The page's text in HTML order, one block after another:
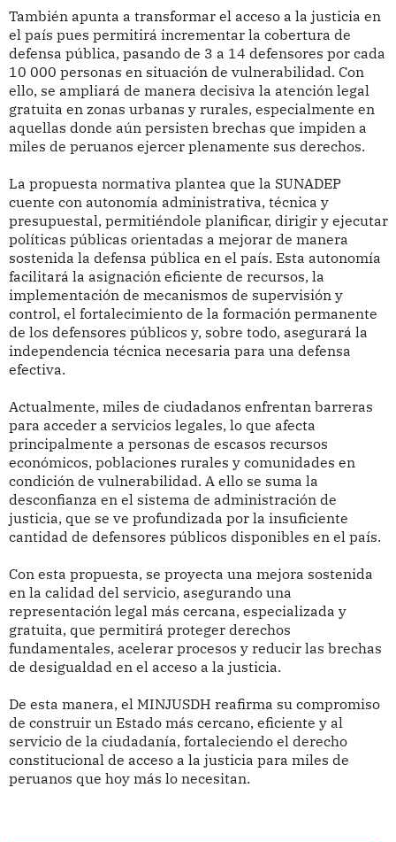
También apunta a transformar el acceso a la justicia en
el país pues permitirá incrementar la cobertura de
defensa pública, pasando de 3 a 14 defensores por cada
10 000 personas en situación de vulnerabilidad. Con
ello, se ampliará de manera decisiva la atención legal
gratuita en zonas urbanas y rurales, especialmente en
aquellas donde aún persisten brechas que impiden a
miles de peruanos ejercer plenamente sus derechos.
La propuesta normativa plantea que la SUNADEP
cuente con autonomía administrativa, técnica y
presupuestal, permitiéndole planificar, dirigir y ejecutar
políticas públicas orientadas a mejorar de manera
sostenida la defensa pública en el país. Esta autonomía
facilitará la asignación eficiente de recursos, la
implementación de mecanismos de supervisión y
control, el fortalecimiento de la formación permanente
de los defensores públicos y, sobre todo, asegurará la
independencia técnica necesaria para una defensa
efectiva.
Actualmente, miles de ciudadanos enfrentan barreras
para acceder a servicios legales, lo que afecta
principalmente a personas de escasos recursos
económicos, poblaciones rurales y comunidades en
condición de vulnerabilidad. A ello se suma la
desconfianza en el sistema de administración de
justicia, que se ve profundizada por la insuficiente
cantidad de defensores públicos disponibles en el país.
Con esta propuesta, se proyecta una mejora sostenida
en la calidad del servicio, asegurando una
representación legal más cercana, especializada y
gratuita, que permitirá proteger derechos
fundamentales, acelerar procesos y reducir las brechas
de desigualdad en el acceso a la justicia.
De esta manera, el MINJUSDH reafirma su compromiso
de construir un Estado más cercano, eficiente y al
servicio de la ciudadanía, fortaleciendo el derecho
constitucional de acceso a la justicia para miles de
peruanos que hoy más lo necesitan.